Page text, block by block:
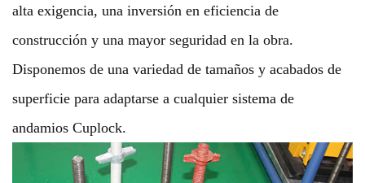
alta exigencia, una inversión en eficiencia de
construcción y una mayor seguridad en la obra.
Disponemos de una variedad de tamaños y acabados de
superficie para adaptarse a cualquier sistema de
andamios Cuplock.